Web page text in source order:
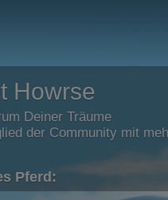
Howrse
Deiner Träume
der Community mit
Pferd: